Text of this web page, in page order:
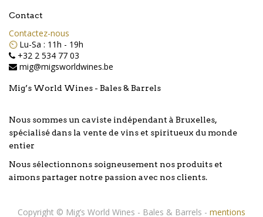
Contact
Contactez-nous
⏲️ Lu-Sa : 11h - 19h
+32 2 534 77 03
mig@migsworldwines.be
Mig’s World Wines - Bales & Barrels
Nous sommes un caviste indépendant à Bruxelles,
spécialisé dans la vente de vins et spiritueux du monde
entier
Nous sélectionnons soigneusement nos produits et
aimons partager notre passion avec nos clients.
Copyright © Mig’s World Wines - Bales & Barrels - mentions